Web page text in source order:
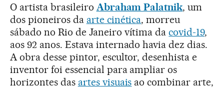
O artista brasileiro Abraham Palatnik, um
dos pioneiros da arte cinética, morreu
sábado no Rio de Janeiro vítima dacovid-19,
aos 92 anos. Estava internado havia dez dias.
A obra desse pintor, escultor, desenhista e
inventor foi essencial para ampliar os
horizontes das artes visuais ao combinar arte,